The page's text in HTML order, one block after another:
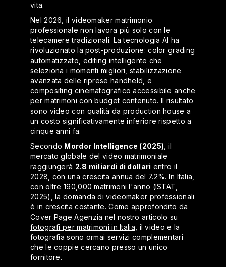
vita.
Nel 2026, il videomaker matrimonio
professionale non lavora più solo con le
telecamere tradizionali. La tecnologia AI ha
rivoluzionato la post-produzione: color grading
automatizzato, editing intelligente che
seleziona i momenti migliori, stabilizzazione
avanzata delle riprese handheld, e
compositing cinematografico accessibile anche
per matrimoni con budget contenuto. Il risultato
sono video con qualità da production house a
un costo significativamente inferiore rispetto a
cinque anni fa.
Secondo Mordor Intelligence (2025), il
mercato globale del video matrimoniale
raggiungerà 2.8 miliardi di dollari entro il
2028, con una crescita annua del 7.2%. In Italia,
con oltre 190,000 matrimoni l'anno (ISTAT,
2025), la domanda di videomaker professionali
è in crescita costante. Come approfondito da
Cover Page Agenzia nel nostro articolo su
fotografi per matrimoni in Italia, il video e la
fotografia sono ormai servizi complementari
che le coppie cercano presso un unico
fornitore.